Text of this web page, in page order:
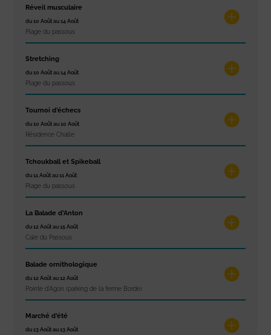
Réveil musculaire
du 10 Août au 14 Août
Plage du passous
Stretching
du 10 Août au 14 Août
Plage du passous
Tournoi d’échecs
du 10 Août au 10 Août
Résidence Challe
Tchoukball et Spikeball
du 11 Août au 11 Août
Plage du passous
La Balade d’Anton
du 12 Août au 15 Août
Cale du Passous
Balade ornithologique
du 12 Août au 12 Août
Pointe d'Agon (parking de la ferme Borde)
Marché d’été
du 13 Août au 13 Août